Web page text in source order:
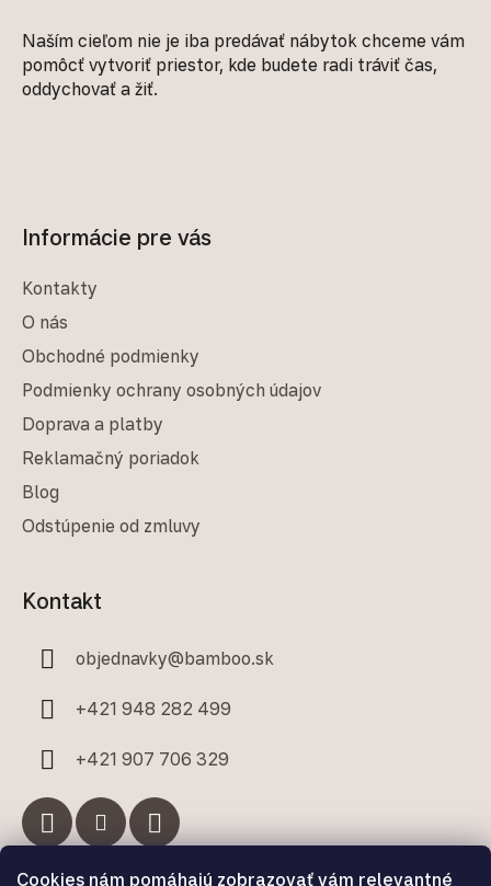
Cookies nám pomáhajú zobrazovať vám relevantné
Naším cieľom nie je iba predávať nábytok chceme vám
pomôcť vytvoriť priestor, kde budete radi tráviť čas,
oddychovať a žiť.
Informácie pre vás
Kontakty
O nás
Obchodné podmienky
Podmienky ochrany osobných údajov
Doprava a platby
Reklamačný poriadok
Blog
Odstúpenie od zmluvy
Kontakt
objednavky@bamboo.sk
+421 948 282 499
+421 907 706 329